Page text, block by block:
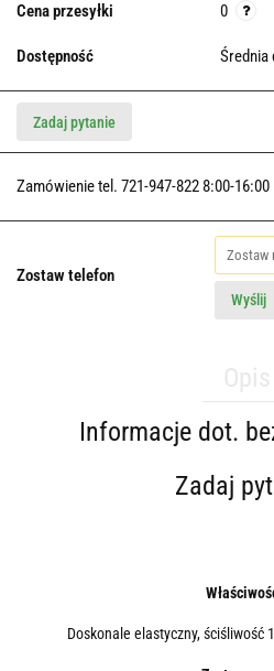
Cena przesyłki 0
Dostępność Średnia
Zadaj pytanie
Zamówienie tel. 721-947-822 8:00-16:00
Zostaw telefon
Wyślij
Informacje dot.
Zadaj
Doskonale elastyczny, ściśliwość